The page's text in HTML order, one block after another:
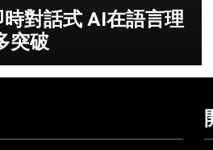
對話式 AI在語言理
突破